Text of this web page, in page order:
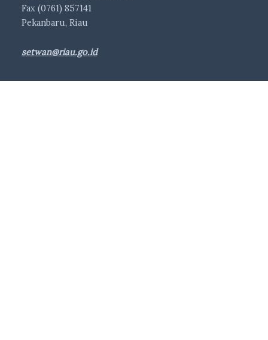
Fax (0761) 857141
Pekanbaru, Riau
setwan@riau.go.id